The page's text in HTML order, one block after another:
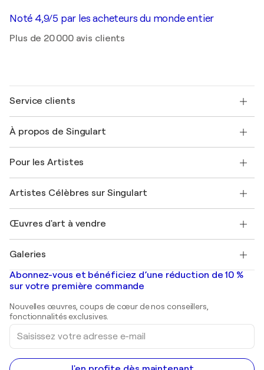
Noté 4,9/5 par les acheteurs du monde entier
Plus de 20 000 avis clients
Service clients
Expédition
Offrir une carte cadeau
Rejoignez notre programme commercial
Mon compte
+33 1 76 44 06 42
À propos de Singulart
FAQ
Magazine Singulart
Emplois
Découvrez une sélection d'art original
Pour les Artistes
Se connecter en tant qu'Artiste
Artistes Célèbres sur Singulart
Marc Chagall
Banksy
Mr. Brainwash
Shepard Fairey
Œuvres d'art à vendre
Tableaux abstraits à vendre
Peintures de paysage
Estampes
Peintures acryliques
Galeries
Galeries d'art en France
Galeries d'art en Belgique
Abonnez-vous et bénéficiez d’une réduction de 10 %
sur votre première commande
Nouvelles œuvres, coups de cœur de nos conseillers,
fonctionnalités exclusives.
Saisissez
votre
adresse
e-